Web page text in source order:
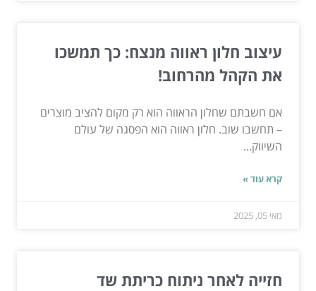
עיצוב חלון ראווה מנצח: כך תמשכו
את הקהל מהרחוב!
אם חשבתם שחלון הראווה הוא רק מקום להציב מוצרים
– תחשבו שוב. חלון ראווה הוא הפסגה של עולם
השיווק...
קרא עוד »
מאי 05, 2025
חזייה לאחר ניתוח כריתת שד